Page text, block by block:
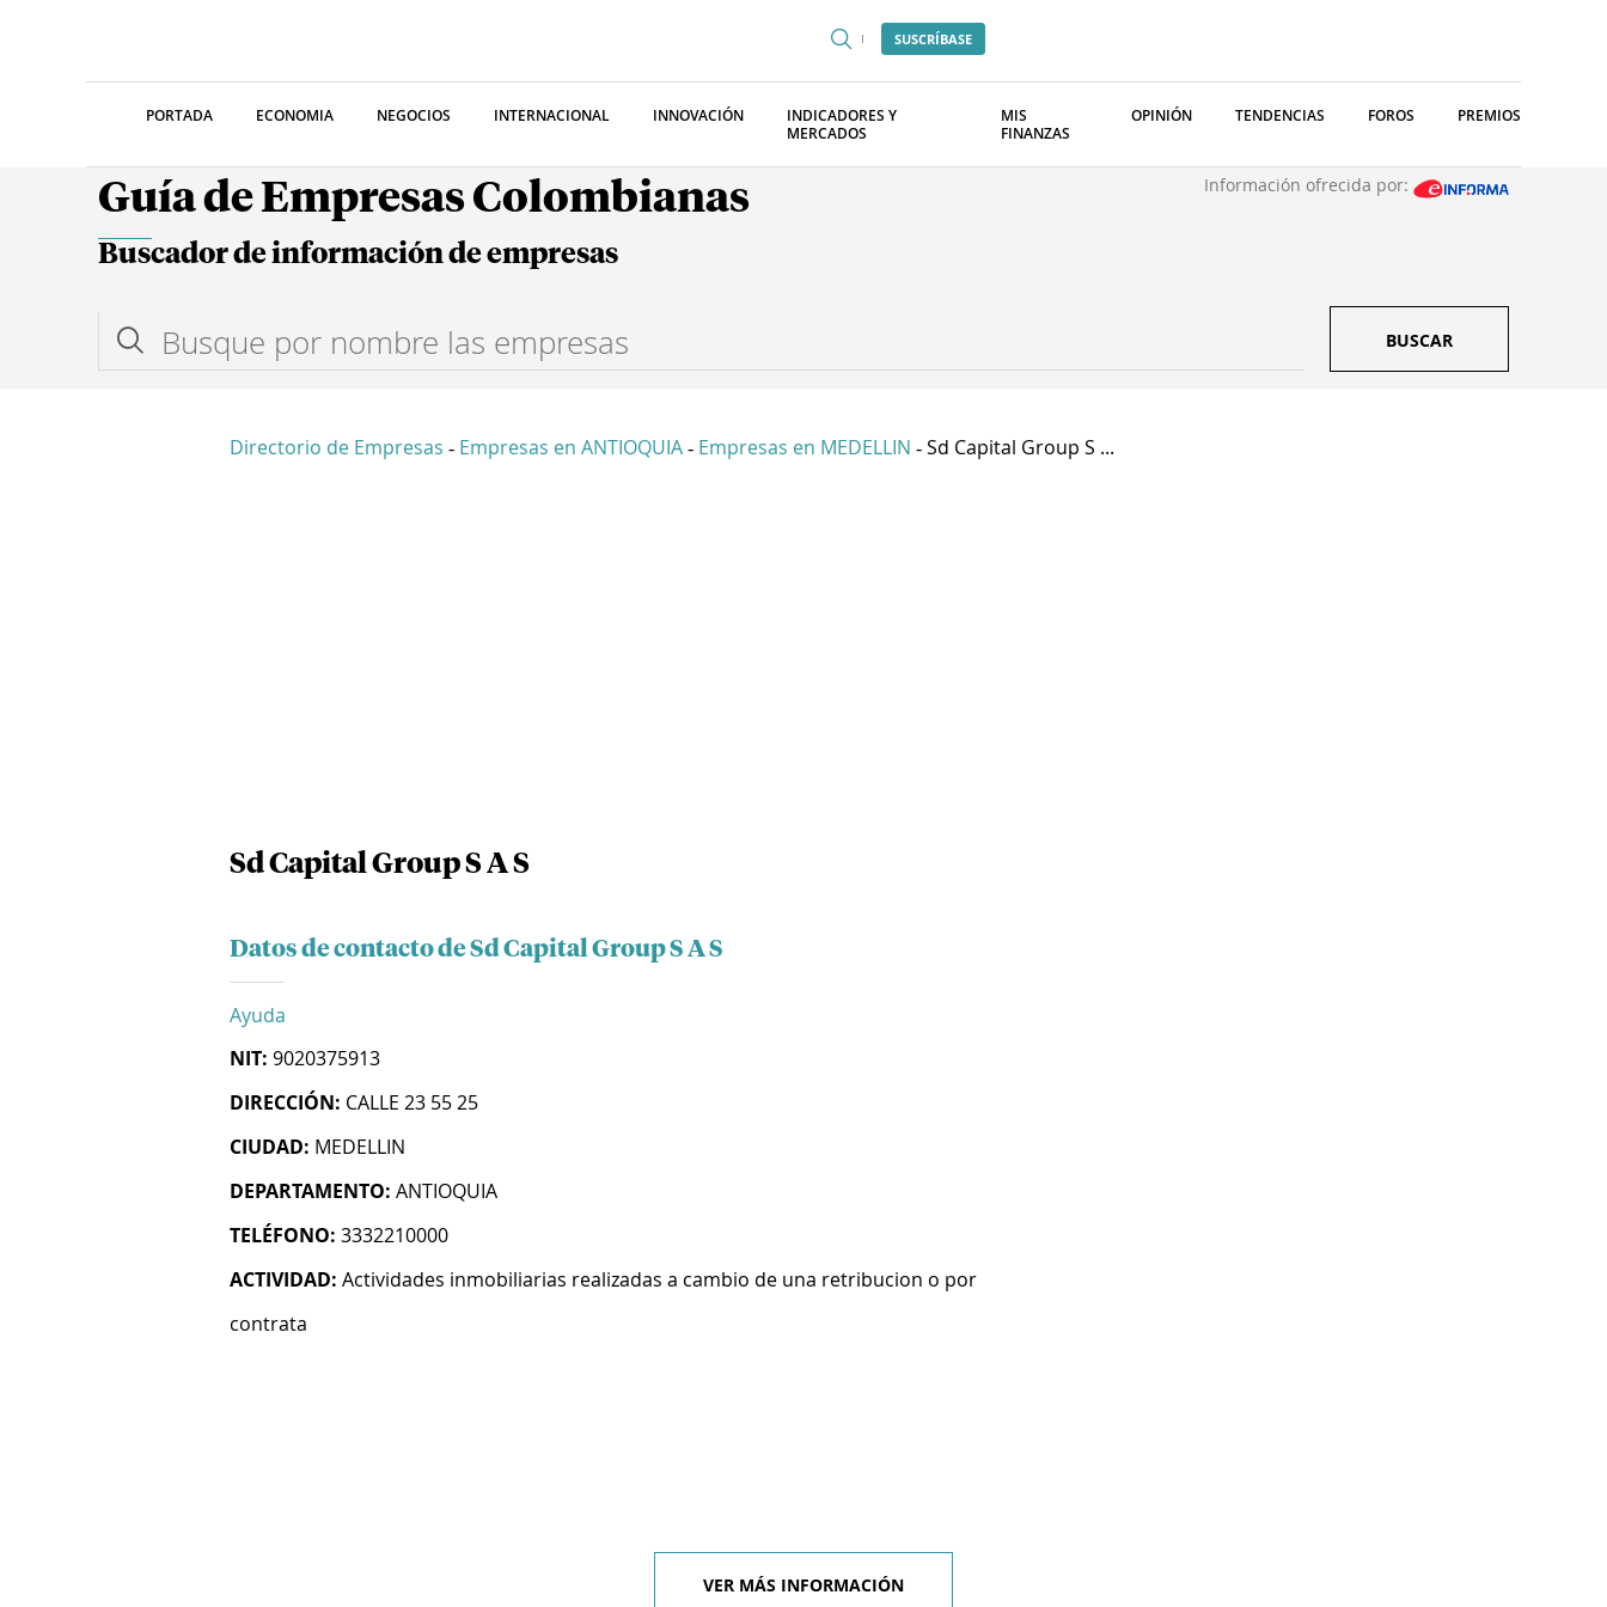
SUSCRÍBASE
PORTADA ECONOMIA NEGOCIOS INTERNACIONAL INNOVACIÓN
INDICADORES Y
MERCADOS
MIS
FINANZAS
OPINIÓN TENDENCIAS FOROS PREMIOS
Guía de Empresas Colombianas Información ofrecida por:
Buscador de información de empresas
BUSCAR
Directorio de Empresas - Empresas en ANTIOQUIA - Empresas en MEDELLIN - Sd Capital Group S ...
Sd Capital Group S A S
Datos de contacto de Sd Capital Group S A S
Ayuda
NIT: 9020375913
DIRECCIÓN: CALLE 23 55 25
CIUDAD: MEDELLIN
DEPARTAMENTO: ANTIOQUIA
TELÉFONO: 3332210000
ACTIVIDAD: Actividades inmobiliarias realizadas a cambio de una retribucion o por
contrata
VER MÁS INFORMACIÓN